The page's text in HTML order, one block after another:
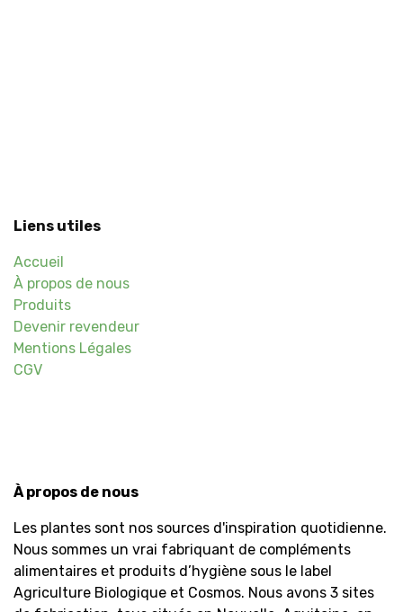
Liens utiles
Accueil
À propos de nous
Produits
Devenir revendeur
Mentions Légales
CGV
À propos de nous
Les plantes sont nos sources d'inspiration quotidienne.
Nous sommes un vrai fabriquant de compléments
alimentaires et produits d’hygiène sous le label
Agriculture Biologique et Cosmos. Nous avons 3 sites